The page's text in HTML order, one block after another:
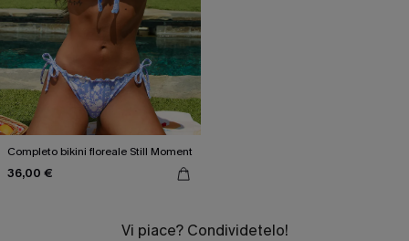
Completo bikini floreale Still Moment
36,00 €
Vi piace? Condividetelo!